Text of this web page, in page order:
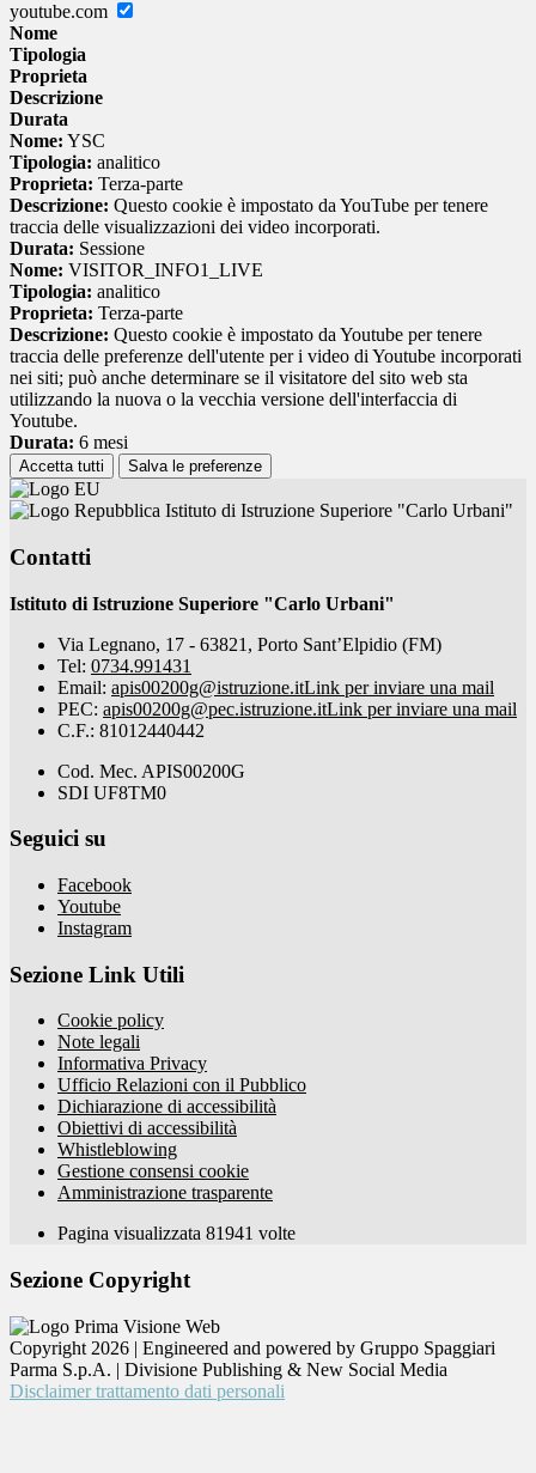
youtube.com
Nome
Tipologia
Proprieta
Descrizione
Durata
Nome: YSC
Tipologia: analitico
Proprieta: Terza-parte
Descrizione: Questo cookie è impostato da YouTube per tenere
traccia delle visualizzazioni dei video incorporati.
Durata: Sessione
Nome: VISITOR_INFO1_LIVE
Tipologia: analitico
Proprieta: Terza-parte
Descrizione: Questo cookie è impostato da Youtube per tenere
traccia delle preferenze dell'utente per i video di Youtube incorporati
nei siti; può anche determinare se il visitatore del sito web sta
utilizzando la nuova o la vecchia versione dell'interfaccia di
Youtube.
Durata: 6 mesi
Accetta tutti Salva le preferenze
Istituto di Istruzione Superiore "Carlo Urbani"
Contatti
Istituto di Istruzione Superiore "Carlo Urbani"
Via Legnano, 17 - 63821, Porto Sant’Elpidio (FM)
Tel: 0734.991431
Email: apis00200g@istruzione.itLink per inviare una mail
PEC: apis00200g@pec.istruzione.itLink per inviare una mail
C.F.: 81012440442
Cod. Mec. APIS00200G
SDI UF8TM0
Seguici su
Facebook
Youtube
Instagram
Sezione Link Utili
Cookie policy
Note legali
Informativa Privacy
Ufficio Relazioni con il Pubblico
Dichiarazione di accessibilità
Obiettivi di accessibilità
Whistleblowing
Gestione consensi cookie
Amministrazione trasparente
Pagina visualizzata 81941 volte
Sezione Copyright
Copyright 2026 | Engineered and powered by Gruppo Spaggiari
Parma S.p.A. | Divisione Publishing & New Social Media
Disclaimer trattamento dati personali